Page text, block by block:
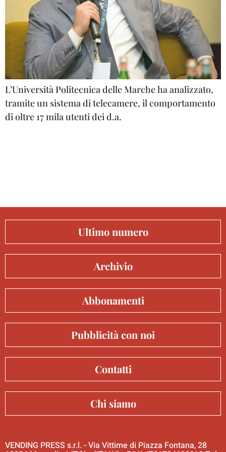
L’Università Politecnica delle Marche ha analizzato,
tramite un sistema di telecamere, il comportamento
di oltre 17 mila utenti dei d.a.
Ultimo numero
Archivio
Abbonamenti
Pubblicità con noi
Contatti
Chi siamo
VENDING PRESS s.r.l. - Via Vittime di Piazza Fontana, 28